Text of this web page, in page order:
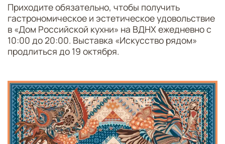
Приходите обязательно, чтобы получить
гастрономическое и эстетическое удовольствие
в «Дом Российской кухни» на ВДНХ ежедневно с
10:00 до 20:00. Выставка «Искусство рядом»
продлиться до 19 октября.